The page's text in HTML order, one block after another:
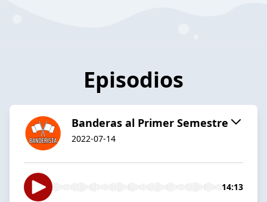
Episodios
Banderas al Primer Semestre
2022-07-14
14:13